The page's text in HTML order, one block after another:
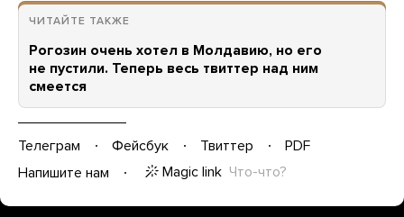
ЧИТАЙТЕ ТАКЖЕ
Рогозин очень хотел в Молдавию, но его
не пустили. Теперь весь твиттер над ним
смеется
Телеграм Фейсбук Твиттер
PDF
Напишите нам
Magic link Что-что?